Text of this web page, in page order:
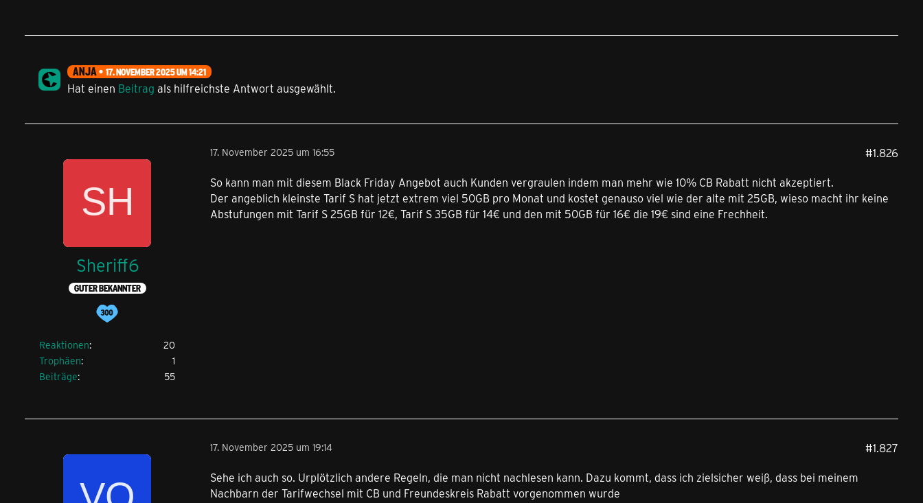
ANJA 17. NOVEMBER 2025 UM 14:21
Hat einen Beitrag als hilfreichste Antwort ausgewählt.
Sheriff6
GUTER BEKANNTER
Reaktionen
20
Trophäen
1
Beiträge
55
17. November 2025 um 16:55 #1.826
So kann man mit diesem Black Friday Angebot auch Kunden vergraulen indem man mehr wie 10% CB Rabatt nicht akzeptiert.
Der angeblich kleinste Tarif S hat jetzt extrem viel 50GB pro Monat und kostet genauso viel wie der alte mit 25GB, wieso macht ihr keine
Abstufungen mit Tarif S 25GB für 12€, Tarif S 35GB für 14€ und den mit 50GB für 16€ die 19€ sind eine Frechheit.
17. November 2025 um 19:14 #1.827
Sehe ich auch so. Urplötzlich andere Regeln, die man nicht nachlesen kann. Dazu kommt, dass ich zielsicher weiß, dass bei meinem
Nachbarn der Tarifwechsel mit CB und Freundeskreis Rabatt vorgenommen wurde